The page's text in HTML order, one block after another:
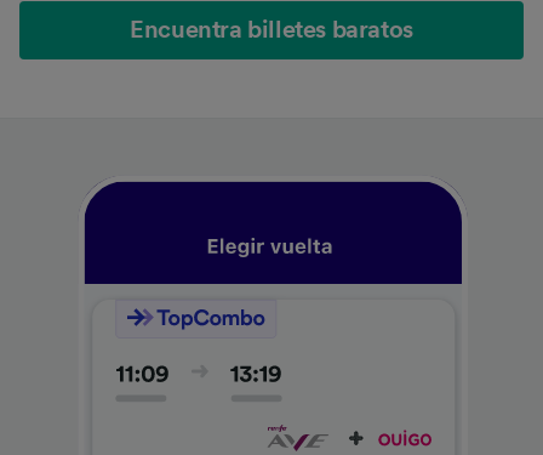
Encuentra billetes baratos